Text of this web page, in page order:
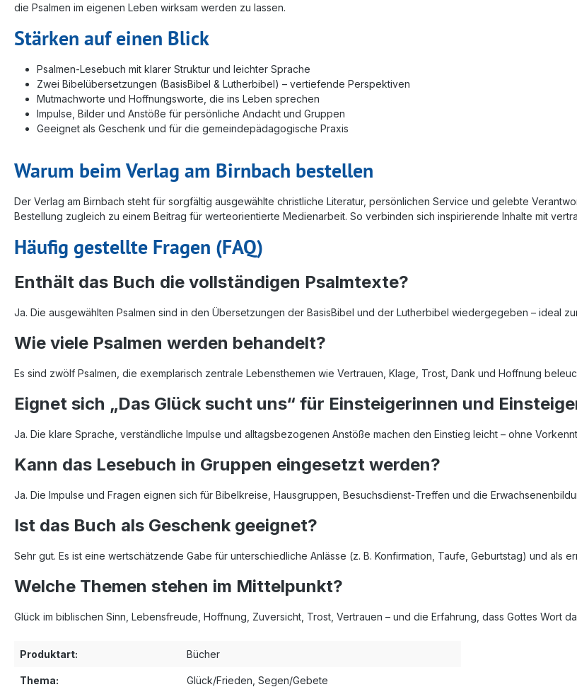
die Psalmen im eigenen Leben wirksam werden zu lassen.
Stärken auf einen Blick
Psalmen‑Lesebuch mit klarer Struktur und leichter Sprache
Zwei Bibelübersetzungen (BasisBibel & Lutherbibel) – vertiefende Perspektiven
Mutmachworte und Hoffnungsworte, die ins Leben sprechen
Impulse, Bilder und Anstöße für persönliche Andacht und Gruppen
Geeignet als Geschenk und für die gemeindepädagogische Praxis
Warum beim Verlag am Birnbach bestellen
Der Verlag am Birnbach steht für sorgfältig ausgewählte christliche Literatur, persönlichen Service und gelebte
Bestellung zugleich zu einem Beitrag für werteorientierte Medienarbeit. So verbinden sich inspirierende Inhalte mit
Häufig gestellte Fragen (FAQ)
Enthält das Buch die vollständigen Psalmtexte?
Ja. Die ausgewählten Psalmen sind in den Übersetzungen der BasisBibel und der Lutherbibel wiedergegeben – ideal
Wie viele Psalmen werden behandelt?
Es sind zwölf Psalmen, die exemplarisch zentrale Lebensthemen wie Vertrauen, Klage, Trost, Dank und Hoffnung
Eignet sich „Das Glück sucht uns“ für Einsteigerinnen und
Ja. Die klare Sprache, verständliche Impulse und alltagsbezogenen Anstöße machen den Einstieg leicht – ohne
Kann das Lesebuch in Gruppen eingesetzt werden?
Ja. Die Impulse und Fragen eignen sich für Bibelkreise, Hausgruppen, Besuchsdienst‑Treffen und die
Ist das Buch als Geschenk geeignet?
Sehr gut. Es ist eine wertschätzende Gabe für unterschiedliche Anlässe (z. B. Konfirmation, Taufe, Geburtstag) und als
Welche Themen stehen im Mittelpunkt?
Glück im biblischen Sinn, Lebensfreude, Hoffnung, Zuversicht, Trost, Vertrauen – und die Erfahrung, dass Gottes Wort
Produktart: Bücher
Thema: Glück/Frieden , Segen/Gebete